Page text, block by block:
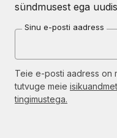
sündmusest ega
Sinu e-posti aadress
Teie e-posti aadress on
tutvuge meie
tingimustega.